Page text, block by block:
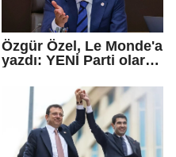
Özgür Özel, Le Monde'a
yazdı: YENİ Parti olarak
öneriyoruz